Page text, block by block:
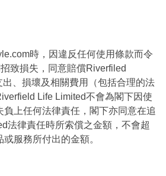
時，因違反任何使用條款而令
致損失，同意賠償Riverfiled
出、損壞及相關費用（包括合理的法
Life Limited不會為閣下因使
負上任何法律責任，閣下亦同意在追
法律責任時所索償之金額，不會超
服務所付出的金額。